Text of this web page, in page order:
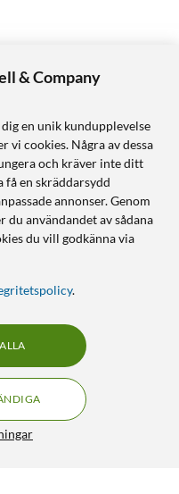
& Company
en unik kundupplevelse
vi cookies. Några av dessa
och kräver inte ditt
en skräddarsydd
annonser. Genom
användandet av sådana
du vill godkänna via
.